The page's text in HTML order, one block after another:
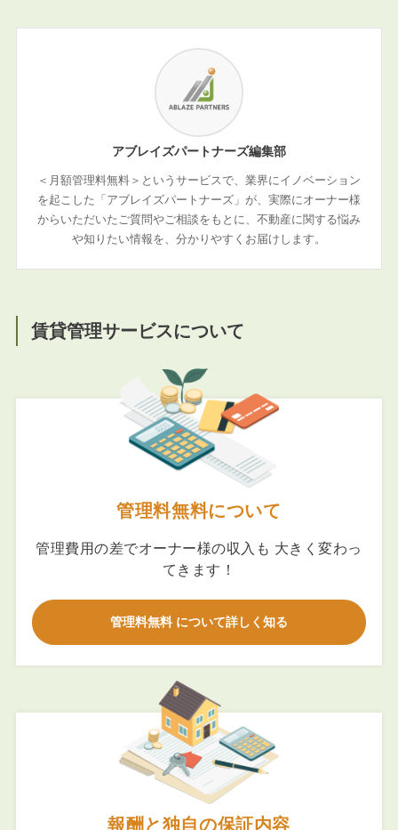
アブレイズパートナーズ編集部
＜月額管理料無料＞というサービスで、業界にイノベーション
を起こした「アブレイズパートナーズ」が、実際にオーナー様
からいただいたご質問やご相談をもとに、不動産に関する悩み
や知りたい情報を、分かりやすくお届けします。
賃貸管理サービスについて
管理料無料について
管理費用の差でオーナー様の収入も 大きく変わっ
てきます！
管理料無料 について詳しく知る
報酬と独自の保証内容